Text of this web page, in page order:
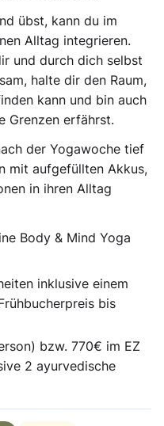
übst, kann du im
Alltag integrieren.
und durch dich selbst
halte dir den Raum,
kann und bin auch
Grenzen erfährst.
der Yogawoche tief
mit aufgefüllten Akkus,
in ihren Alltag
Body & Mind Yoga
inklusive einem
bis
bzw. 770€ im EZ
2 ayurvedische